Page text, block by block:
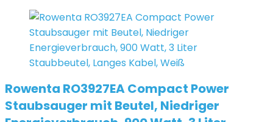
Rowenta RO3927EA Compact Power
Staubsauger mit Beutel, Niedriger